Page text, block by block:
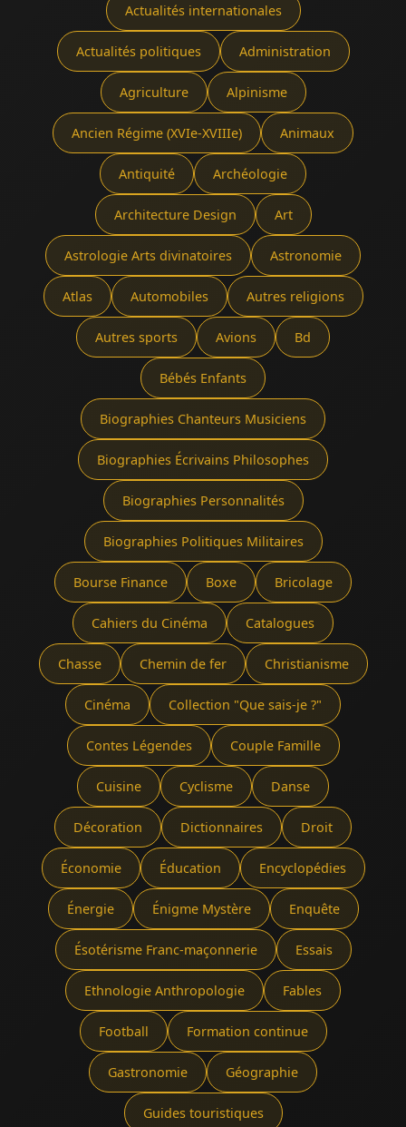
Actualités internationales
Actualités politiques Administration
Agriculture Alpinisme
Ancien Régime (XVIe-XVIIIe) Animaux
Antiquité Archéologie
Architecture Design Art
Astrologie Arts divinatoires Astronomie
Atlas Automobiles Autres religions
Autres sports Avions Bd
Bébés Enfants
Biographies Chanteurs Musiciens
Biographies Écrivains Philosophes
Biographies Personnalités
Biographies Politiques Militaires
Bourse Finance Boxe Bricolage
Cahiers du Cinéma Catalogues
Chasse Chemin de fer Christianisme
Cinéma Collection "Que sais-je ?"
Contes Légendes Couple Famille
Cuisine Cyclisme Danse
Décoration Dictionnaires Droit
Économie Éducation Encyclopédies
Énergie Énigme Mystère Enquête
Ésotérisme Franc-maçonnerie Essais
Ethnologie Anthropologie Fables
Football Formation continue
Gastronomie Géographie
Guides touristiques